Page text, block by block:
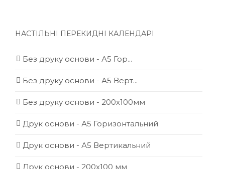
НАСТІЛЬНІ ПЕРЕКИДНІ КАЛЕНДАРІ
Без друку основи - А5 Гор...
Без друку основи - А5 Верт...
Без друку основи - 200х100мм
Друк основи - А5 Горизонтальний
Друк основи - А5 Вертикальний
Друк основи - 200х100 мм